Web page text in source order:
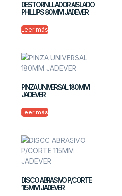
DESTORNILLADOR AISLADO
PHILLIPS 80MM JADEVER
Leer más
PINZA UNIVERSAL 180MM
JADEVER
Leer más
DISCO ABRASIVO P/CORTE
115MM JADEVER